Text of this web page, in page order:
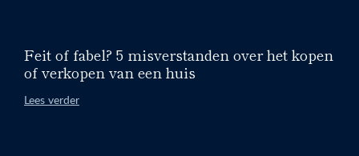
Feit of fabel? 5 misverstanden over het kopen
of verkopen van een huis
Lees verder